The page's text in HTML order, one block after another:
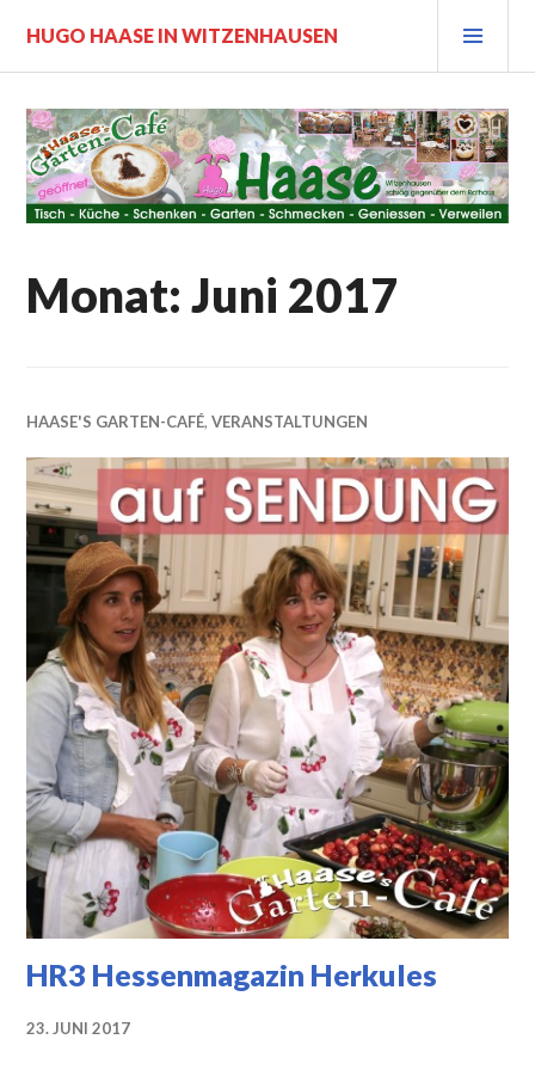
Inhalt
springen
HUGO HAASE IN WITZENHAUSEN
Monat:Juni 2017
HAASE'S GARTEN-CAFÉ,VERANSTALTUNGEN
HR3 Hessenmagazin Herkules
23. JUNI 2017